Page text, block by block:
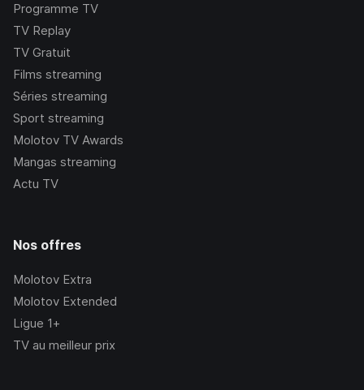
Programme TV
TV Replay
TV Gratuit
Films streaming
Séries streaming
Sport streaming
Molotov TV Awards
Mangas streaming
Actu TV
Nos offres
Molotov Extra
Molotov Extended
Ligue 1+
TV au meilleur prix